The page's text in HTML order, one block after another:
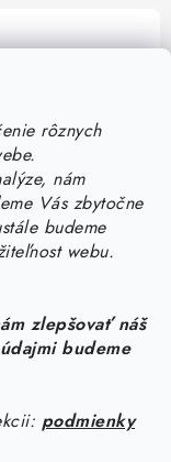
rôznych
nám
Vás zbytočne
budeme
webu.
zlepšovať náš
budeme
podmienky
pre vás!